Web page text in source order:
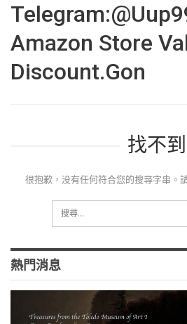
Amazon Store
Discount.gon
找不到
很抱歉，没有任何符合您的搜尋字串。
熱門消息